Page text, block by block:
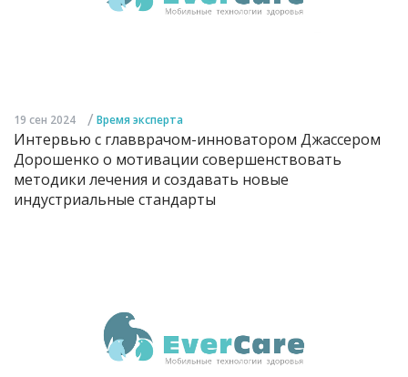
19 сен 2024 / Время эксперта
Интервью с главврачом-инноватором Джассером
Дорошенко о мотивации совершенствовать
методики лечения и создавать новые
индустриальные стандарты